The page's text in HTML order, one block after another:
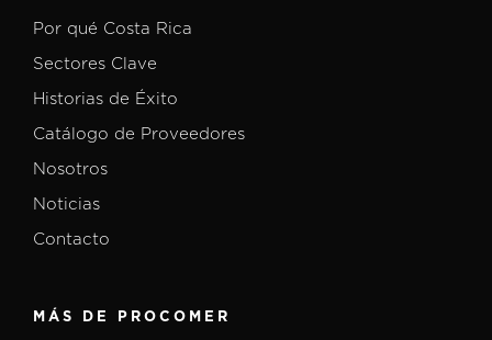
Por qué Costa Rica
Sectores Clave
Historias de Éxito
Catálogo de Proveedores
Nosotros
Noticias
Contacto
MÁS DE PROCOMER